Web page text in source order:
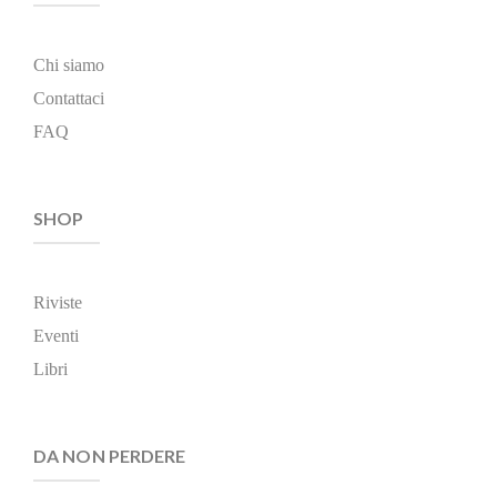
Chi siamo
Contattaci
FAQ
SHOP
Riviste
Eventi
Libri
DA NON PERDERE